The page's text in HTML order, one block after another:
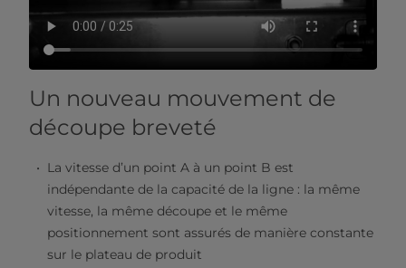
Un nouveau mouvement de
découpe breveté
La vitesse d’un point A à un point B est
indépendante de la capacité de la ligne : la même
vitesse, la même découpe et le même
positionnement sont assurés de manière constante
sur le plateau de produit